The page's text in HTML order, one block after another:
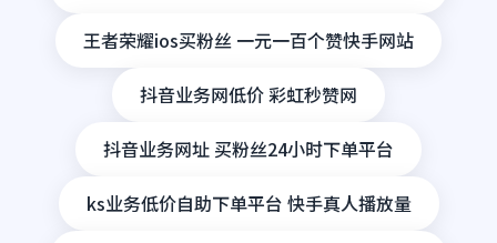
王者荣耀ios买粉丝 一元一百个赞快手网站
抖音业务网低价 彩虹秒赞网
抖音业务网址 买粉丝24小时下单平台
ks业务低价自助下单平台 快手真人播放量